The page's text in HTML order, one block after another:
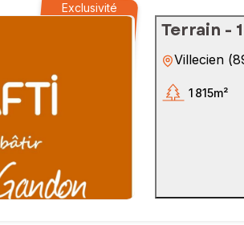
Exclusivité
Terrain - 1
Villecien (
1 815m²